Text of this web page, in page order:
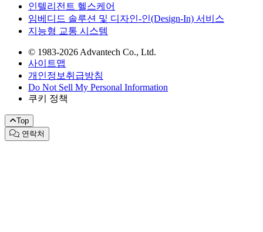
인텔리전트 헬스케어
임베디드 솔루션 및 디자인-인(Design-In) 서비스
지능형 교통 시스템
© 1983-2026 Advantech Co., Ltd.
사이트맵
개인정보취급방침
Do Not Sell My Personal Information
쿠키 정책
Top
연락처